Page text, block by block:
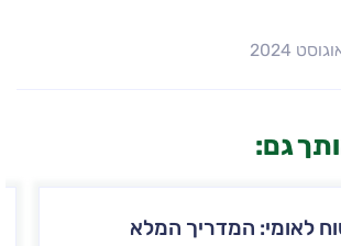
גם:
לאומי: המדריך המלא